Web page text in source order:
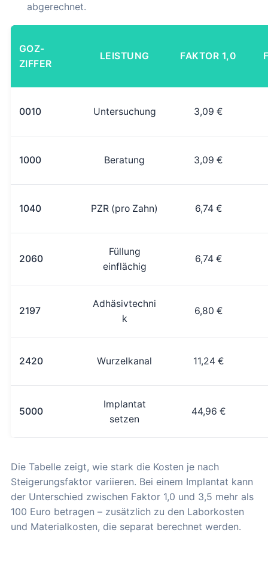
abgerechnet.
GOZ-
ZIFFER
LEISTUNG FAKTOR 1,0
0010 Untersuchung 3,09 €
1000 Beratung 3,09 €
1040 PZR (pro Zahn) 6,74 €
2060
Füllung
einflächig
6,74 €
2197
Adhäsivtechni
k
6,80 €
2420 Wurzelkanal 11,24 €
5000
Implantat
setzen
44,96 €
Die Tabelle zeigt, wie stark die Kosten je nach
Steigerungsfaktor variieren. Bei einem Implantat kann
der Unterschied zwischen Faktor 1,0 und 3,5 mehr als
100 Euro betragen – zusätzlich zu den Laborkosten
und Materialkosten, die separat berechnet werden.